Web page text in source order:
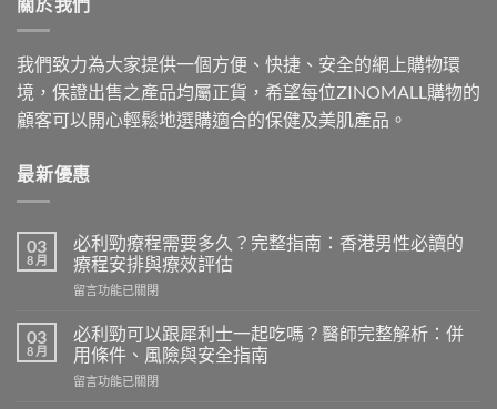
我們致力為大家提供一個方便、快捷、安全的網上購物環
境，保證出售之產品均屬正貨，希望每位ZINOMALL購物的
顧客可以開心輕鬆地選購適合的保健及美肌產品。
最新優惠
03
8 月
必利勁療程需要多久？完整指南：香港男性必讀的
療程安排與療效評估
在
利
勁
療
程
留言功能已關閉
03
8 月
必利勁可以跟犀利士一起吃嗎？醫師完整解析：併
用條件、風險與安全指南
在
留言功能已關閉